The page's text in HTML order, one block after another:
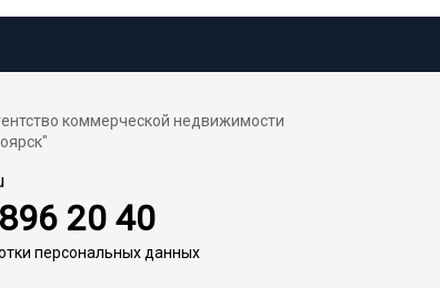
коммерческой недвижимости
20 40
персональных данных